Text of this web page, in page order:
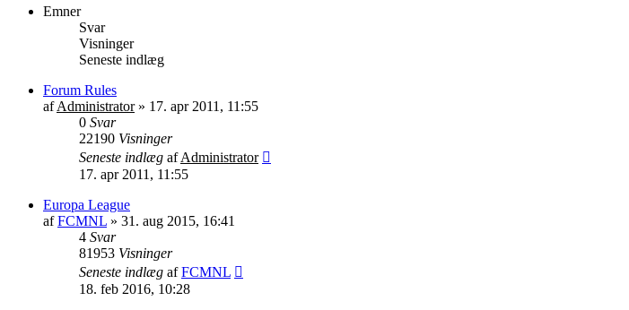
Emner
Svar
Visninger
Seneste indlæg
Forum Rules
afAdministrator» 17. apr 2011, 11:55
0 Svar
22190 Visninger
Seneste indlæg afAdministrator
17. apr 2011, 11:55
Europa League
afFCMNL » 31. aug 2015, 16:41
4 Svar
81953 Visninger
Seneste indlæg afFCMNL
18. feb 2016, 10:28